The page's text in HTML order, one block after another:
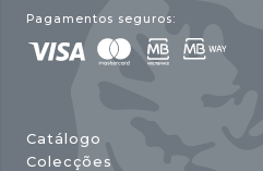
Pagamentos seguros:
Catálogo
Colecções